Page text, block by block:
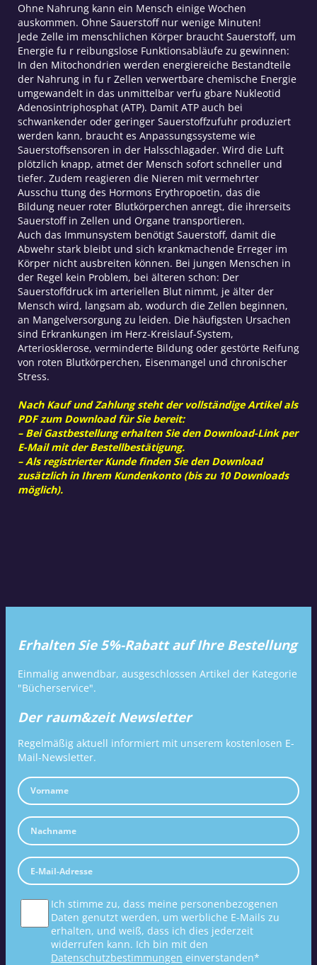
Ohne Nahrung kann ein Mensch einige Wochen
auskommen. Ohne Sauerstoff nur wenige Minuten!
Jede Zelle im menschlichen Körper braucht Sauerstoff, um
Energie fu r reibungslose Funktionsabläufe zu gewinnen:
In den Mitochondrien werden energiereiche Bestandteile
der Nahrung in fu r Zellen verwertbare chemische Energie
umgewandelt in das unmittelbar verfu gbare Nukleotid
Adenosintriphosphat (ATP). Damit ATP auch bei
schwankender oder geringer Sauerstoffzufuhr produziert
werden kann, braucht es Anpassungssysteme wie
Sauerstoffsensoren in der Halsschlagader. Wird die Luft
plötzlich knapp, atmet der Mensch sofort schneller und
tiefer. Zudem reagieren die Nieren mit vermehrter
Ausschu ttung des Hormons Erythropoetin, das die
Bildung neuer roter Blutkörperchen anregt, die ihrerseits
Sauerstoff in Zellen und Organe transportieren.
Auch das Immunsystem benötigt Sauerstoff, damit die
Abwehr stark bleibt und sich krankmachende Erreger im
Körper nicht ausbreiten können. Bei jungen Menschen in
der Regel kein Problem, bei älteren schon: Der
Sauerstoffdruck im arteriellen Blut nimmt, je älter der
Mensch wird, langsam ab, wodurch die Zellen beginnen,
an Mangelversorgung zu leiden. Die häufigsten Ursachen
sind Erkrankungen im Herz-Kreislauf-System,
Arteriosklerose, verminderte Bildung oder gestörte Reifung
von roten Blutkörperchen, Eisenmangel und chronischer
Stress.
Nach Kauf und Zahlung steht der vollständige Artikel als
PDF zum Download für Sie bereit:
– Bei Gastbestellung erhalten Sie den Download-Link per
E-Mail mit der Bestellbestätigung.
– Als registrierter Kunde finden Sie den Download
zusätzlich in Ihrem Kundenkonto (bis zu 10 Downloads
möglich).
Erhalten Sie 5%-Rabatt auf Ihre Bestellung
Einmalig anwendbar, ausgeschlossen Artikel der Kategorie
"Bücherservice".
Der raum&zeit Newsletter
Regelmäßig aktuell informiert mit unserem kostenlosen E-
Mail-Newsletter.
Ich stimme zu, dass meine personenbezogenen
Daten genutzt werden, um werbliche E-Mails zu
erhalten, und weiß, dass ich dies jederzeit
widerrufen kann. Ich bin mit den
Datenschutzbestimmungen einverstanden*